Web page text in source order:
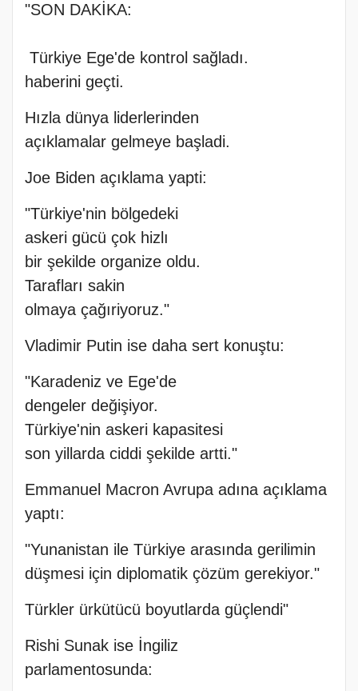
"SON DAKİKA:
Türkiye Ege'de kontrol sağladı.
haberini geçti.
Hızla dünya liderlerinden
açıklamalar gelmeye başladi.
Joe Biden açıklama yapti:
"Türkiye'nin bölgedeki
askeri gücü çok hizlı
bir şekilde organize oldu.
Tarafları sakin
olmaya çağıriyoruz."
Vladimir Putin ise daha sert konuştu:
"Karadeniz ve Ege'de
dengeler değişiyor.
Türkiye'nin askeri kapasitesi
son yillarda ciddi şekilde artti."
Emmanuel Macron Avrupa adına açıklama
yaptı:
"Yunanistan ile Türkiye arasında gerilimin
düşmesi için diplomatik çözüm gerekiyor."
Türkler ürkütücü boyutlarda güçlendi"
Rishi Sunak ise İngiliz
parlamentosunda: